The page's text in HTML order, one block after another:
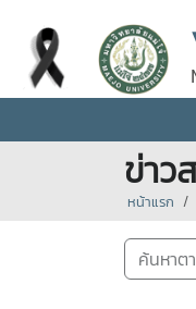
ข่าว
หน้าแรก
ค้นหาต